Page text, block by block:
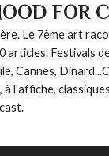
FOR
Le 7ème art
articles. Festivals
Cannes,
l'affiche,